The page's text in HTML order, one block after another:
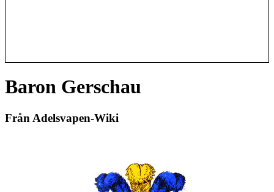
Baron Gerschau
Från Adelsvapen-Wiki